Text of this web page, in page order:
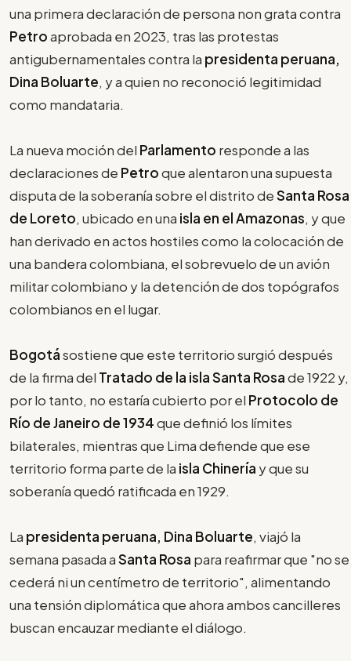
una primera declaración de persona non grata contra
Petroaprobada en 2023, tras las protestas
antigubernamentales contra la presidenta peruana,
Dina Boluarte, y a quien no reconoció legitimidad
como mandataria.
La nueva moción del Parlamento responde a las
declaraciones de Petroque alentaron una supuesta
disputa de la soberanía sobre el distrito deSanta Rosa
de Loreto, ubicado en una isla en el Amazonas, y que
han derivado en actos hostiles como la colocación de
una bandera colombiana, el sobrevuelo de un avión
militar colombiano y la detención de dos topógrafos
colombianos en el lugar.
Bogotásostiene que este territorio surgió después
de la firma del Tratado de la isla Santa Rosade 1922 y,
por lo tanto, no estaría cubierto por el Protocolo de
Río de Janeiro de 1934que definió los límites
bilaterales, mientras que Lima defiende que ese
territorio forma parte de la isla Chinería y que su
soberanía quedó ratificada en 1929.
La presidenta peruana, Dina Boluarte, viajó la
semana pasada aSanta Rosa para reafirmar que "no se
cederá ni un centímetro de territorio", alimentando
una tensión diplomática que ahora ambos cancilleres
buscan encauzar mediante el diálogo.